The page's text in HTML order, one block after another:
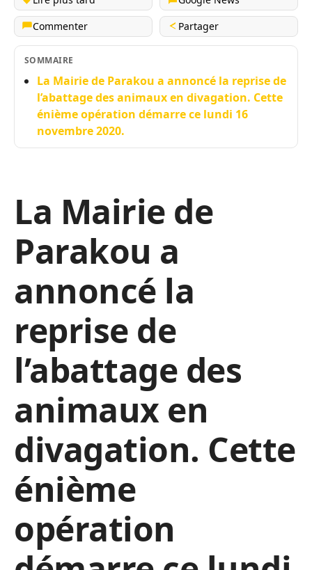
Commenter
Partager
SOMMAIRE
La Mairie de Parakou a annoncé la reprise de
l’abattage des animaux en divagation. Cette
énième opération démarre ce lundi 16
novembre 2020.
La Mairie de
Parakou a
annoncé la
reprise de
l’abattage des
animaux en
divagation. Cette
énième
opération